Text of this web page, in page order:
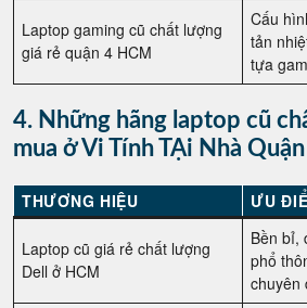
Laptop gaming cũ chất lượng
giá rẻ quận 4 HCM
Cấu
tản
tựa
4. Những hãng laptop cũ
mua ở Vi Tính TẠi Nhà
THƯƠNG HIỆU ƯU
Laptop cũ giá rẻ chất lượng
Dell ở HCM
Bền bỉ,
phổ
chuyên